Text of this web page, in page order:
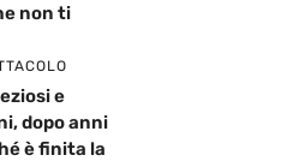
non ti
e
dopo anni
è finita la